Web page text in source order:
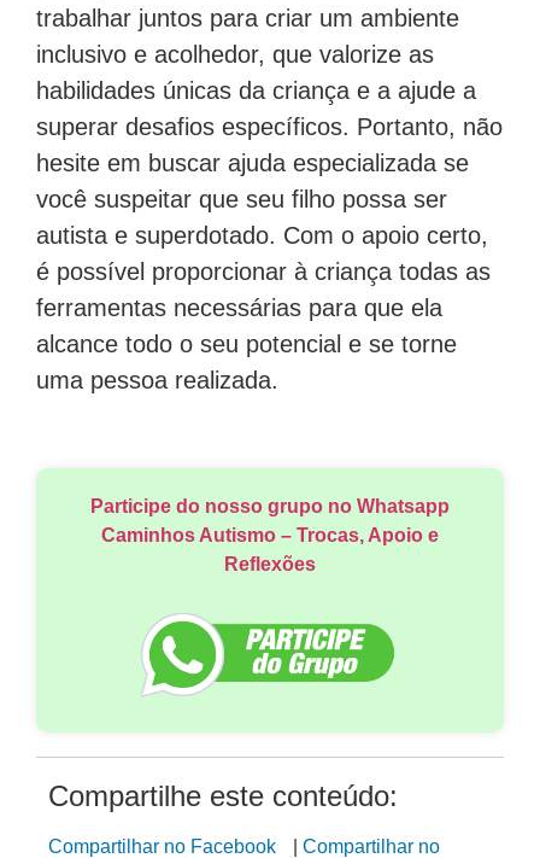
trabalhar juntos para criar um ambiente
inclusivo e acolhedor, que valorize as
habilidades únicas da criança e a ajude a
superar desafios específicos. Portanto, não
hesite em buscar ajuda especializada se
você suspeitar que seu filho possa ser
autista e superdotado. Com o apoio certo,
é possível proporcionar à criança todas as
ferramentas necessárias para que ela
alcance todo o seu potencial e se torne
uma pessoa realizada.
Participe do nosso grupo no Whatsapp
Caminhos Autismo – Trocas, Apoio e
Reflexões
Compartilhe este conteúdo:
Compartilhar no Facebook
Compartilhar no